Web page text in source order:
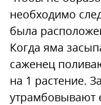
необходимо
была
Когда яма
саженец
на 1 растение.
утрамбовывают